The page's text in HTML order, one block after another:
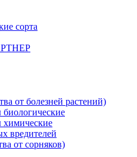
сорта
от болезней растений)
вредителей
от сорняков)